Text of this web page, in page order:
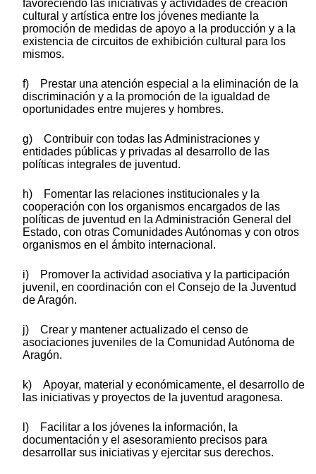
favoreciendo las iniciativas y actividades de creación
cultural y artística entre los jóvenes mediante la
promoción de medidas de apoyo a la producción y a la
existencia de circuitos de exhibición cultural para los
mismos.
f) Prestar una atención especial a la eliminación de la
discriminación y a la promoción de la igualdad de
oportunidades entre mujeres y hombres.
g) Contribuir con todas las Administraciones y
entidades públicas y privadas al desarrollo de las
políticas integrales de juventud.
h) Fomentar las relaciones institucionales y la
cooperación con los organismos encargados de las
políticas de juventud en la Administración General del
Estado, con otras Comunidades Autónomas y con otros
organismos en el ámbito internacional.
i) Promover la actividad asociativa y la participación
juvenil, en coordinación con el Consejo de la Juventud
de Aragón.
j) Crear y mantener actualizado el censo de
asociaciones juveniles de la Comunidad Autónoma de
Aragón.
k) Apoyar, material y económicamente, el desarrollo de
las iniciativas y proyectos de la juventud aragonesa.
l) Facilitar a los jóvenes la información, la
documentación y el asesoramiento precisos para
desarrollar sus iniciativas y ejercitar sus derechos.